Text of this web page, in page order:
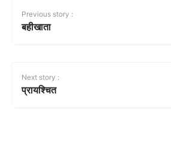
Previous story :
बहीखाता
Next story :
प्रायश्चित